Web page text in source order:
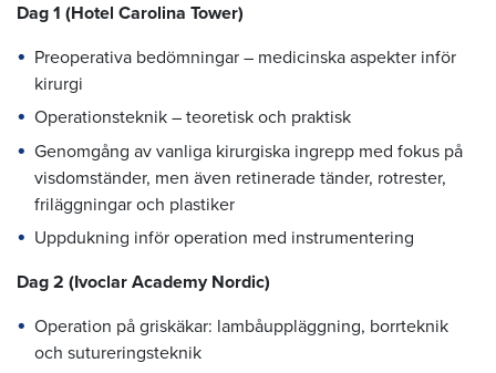
Dag 1 (Hotel Carolina Tower)
Preoperativa bedömningar – medicinska aspekter inför
kirurgi
Operationsteknik – teoretisk och praktisk
Genomgång av vanliga kirurgiska ingrepp med fokus på
visdomständer, men även retinerade tänder, rotrester,
friläggningar och plastiker
Uppdukning inför operation med instrumentering
Dag 2 (Ivoclar Academy Nordic)
Operation på griskäkar: lambåuppläggning, borrteknik
och sutureringsteknik